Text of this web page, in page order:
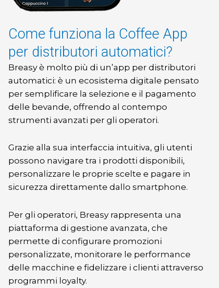
Come funziona la Coffee App
per distributori automatici?
Breasy è molto più di un’app per distributori
automatici: è un ecosistema digitale pensato
per semplificare la selezione e il pagamento
delle bevande, offrendo al contempo
strumenti avanzati per gli operatori.
Grazie alla sua interfaccia intuitiva, gli utenti
possono navigare tra i prodotti disponibili,
personalizzare le proprie scelte e pagare in
sicurezza direttamente dallo smartphone.
Per gli operatori, Breasy rappresenta una
piattaforma di gestione avanzata, che
permette di configurare promozioni
personalizzate, monitorare le performance
delle macchine e fidelizzare i clienti attraverso
programmi loyalty.